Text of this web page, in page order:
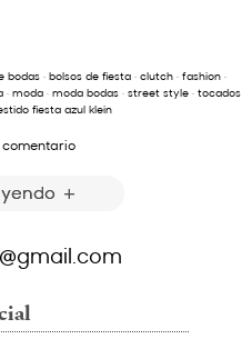
bodas· bolsos de fiesta· clutch· fashion·
· moda· moda bodas· street style· tocados
fiesta azul klein